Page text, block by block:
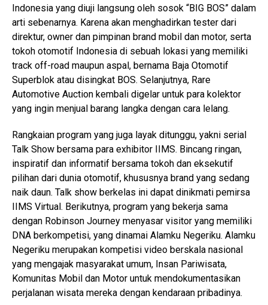
Indonesia yang diuji langsung oleh sosok “BIG BOS” dalam
arti sebenarnya. Karena akan menghadirkan tester dari
direktur, owner dan pimpinan brand mobil dan motor, serta
tokoh otomotif Indonesia di sebuah lokasi yang memiliki
track off-road maupun aspal, bernama Baja Otomotif
Superblok atau disingkat BOS. Selanjutnya, Rare
Automotive Auction kembali digelar untuk para kolektor
yang ingin menjual barang langka dengan cara lelang.
Rangkaian program yang juga layak ditunggu, yakni serial
Talk Show bersama para exhibitor IIMS. Bincang ringan,
inspiratif dan informatif bersama tokoh dan eksekutif
pilihan dari dunia otomotif, khususnya brand yang sedang
naik daun. Talk show berkelas ini dapat dinikmati pemirsa
IIMS Virtual. Berikutnya, program yang bekerja sama
dengan Robinson Journey menyasar visitor yang memiliki
DNA berkompetisi, yang dinamai Alamku Negeriku. Alamku
Negeriku merupakan kompetisi video berskala nasional
yang mengajak masyarakat umum, Insan Pariwisata,
Komunitas Mobil dan Motor untuk mendokumentasikan
perjalanan wisata mereka dengan kendaraan pribadinya.